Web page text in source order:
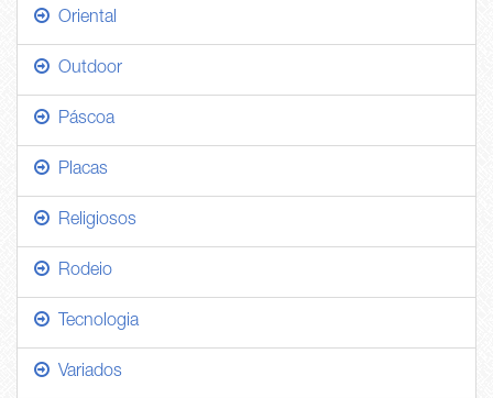
Oriental
Outdoor
Páscoa
Placas
Religiosos
Rodeio
Tecnologia
Variados